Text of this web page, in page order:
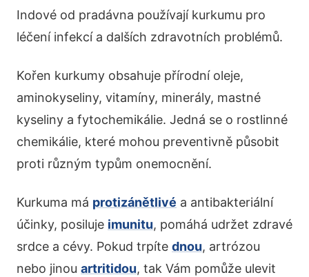
Indové od pradávna používají kurkumu pro
léčení infekcí a dalších zdravotních problémů.
Kořen kurkumy obsahuje přírodní oleje,
aminokyseliny, vitamíny, minerály, mastné
kyseliny a fytochemikálie. Jedná se o rostlinné
chemikálie, které mohou preventivně působit
proti různým typům onemocnění.
Kurkuma má protizánětlivé a antibakteriální
účinky, posiluje imunitu, pomáhá udržet zdravé
srdce a cévy. Pokud trpíte dnou, artrózou
nebo jinou artritidou, tak Vám pomůže ulevit